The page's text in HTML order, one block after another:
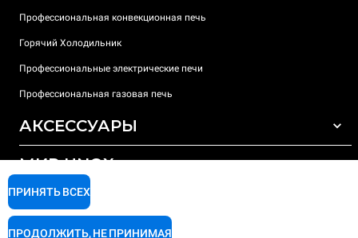
Профессиональная конвекционная печь
Горячий Холодильник
Профессиональные электрические печи
Профессиональная газовая печь
АКСЕССУАРЫ
Моющие средства для автоматической мойки
Моющие средства для мойки вручную
МИР UNOX
Наши офисы по всему миру
ПОДДЕРЖКА
ПРИНЯТЬ ВСЕХ
ПРОДОЛЖИТЬ, НЕ ПРИНИМАЯ